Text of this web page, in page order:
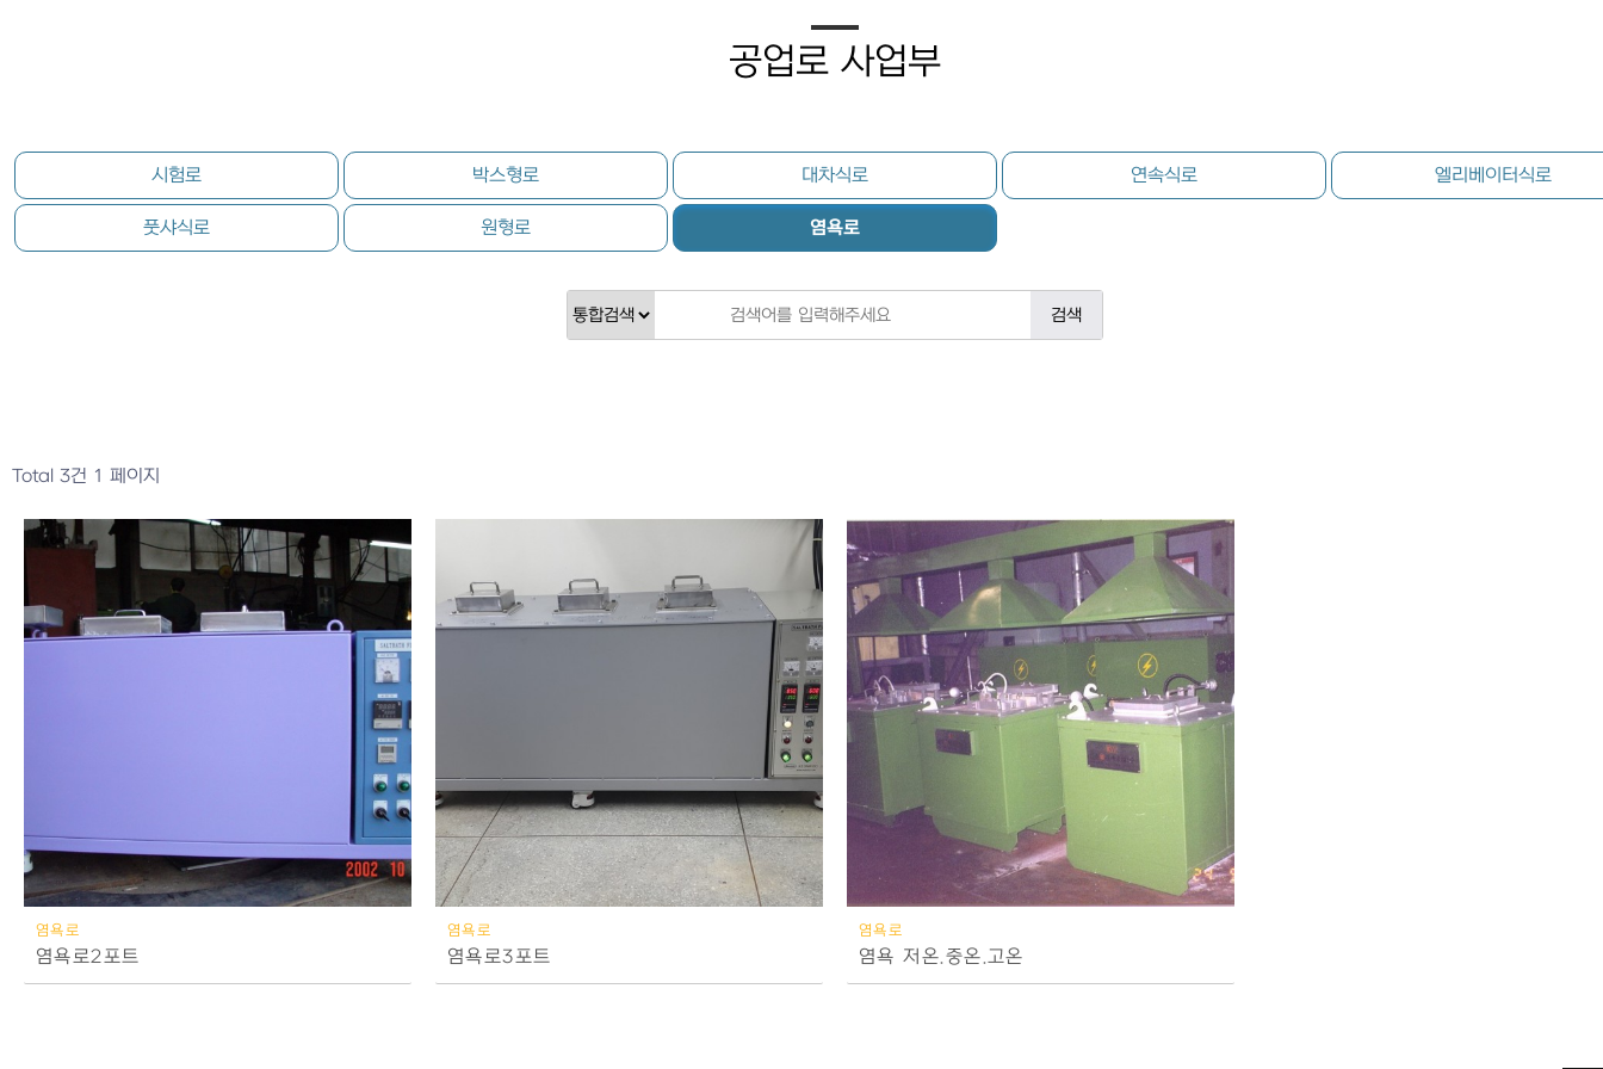
공업로 사업부
시험로 박스형로 대차식로 연속식로 엘리베이터식로
풋샤식로 원형로 염욕로
Total 3건 1 페이지
염욕로
염욕로2포트
염욕로
염욕로3포트
염욕로
염욕 저온.중온.고온